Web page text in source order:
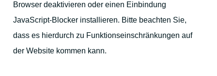
Browser deaktivieren oder einen Einbindung
JavaScript-Blocker installieren. Bitte beachten Sie,
dass es hierdurch zu Funktionseinschränkungen auf
der Website kommen kann.